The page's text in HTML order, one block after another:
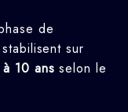
de
sur
10 ans selon le